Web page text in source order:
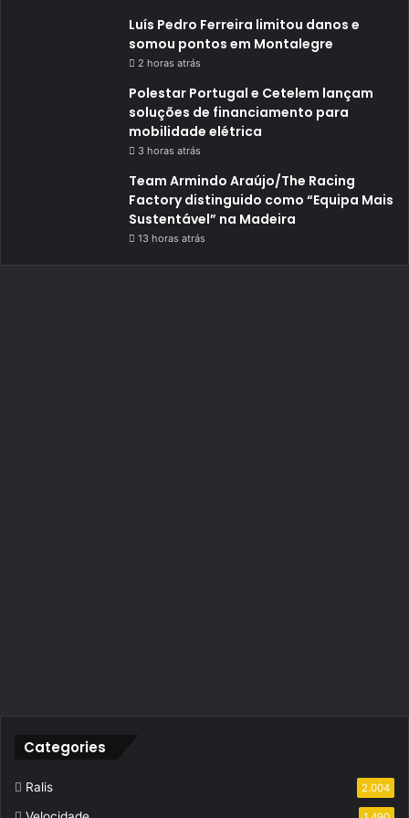
Luís Pedro Ferreira limitou danos e
somou pontos em Montalegre
2 horas atrás
Polestar Portugal e Cetelem lançam
soluções de financiamento para
mobilidade elétrica
3 horas atrás
Team Armindo Araújo/The Racing
Factory distinguido como “Equipa Mais
Sustentável” na Madeira
13 horas atrás
Categories
Ralis 2.004